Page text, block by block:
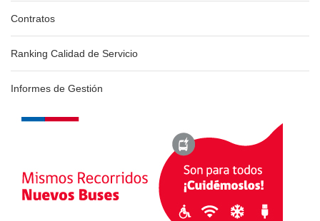
Contratos
Ranking Calidad de Servicio
Informes de Gestión